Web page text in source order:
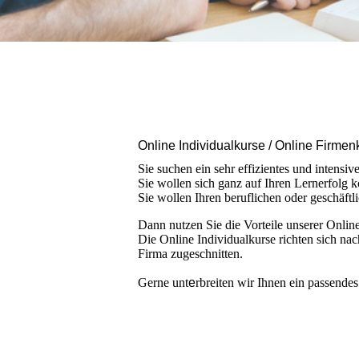
Online Individualkurse / Online
Sie suchen ein sehr effizientes und
Sie wollen sich ganz auf Ihren Lernerfolg
Sie wollen Ihren beruflichen oder
Dann nutzen Sie die Vorteile unserer
Die Online Individualkurse richten sich
Firma zugeschnitten.
Gerne unterbreiten wir Ihnen ein